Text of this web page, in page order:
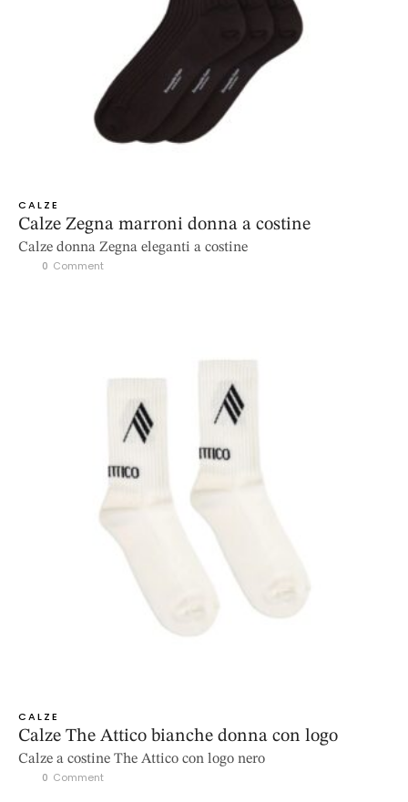
CALZE
Calze Zegna marroni donna a costine
Calze donna Zegna eleganti a costine
0 Comment
CALZE
Calze The Attico bianche donna con logo
Calze a costine The Attico con logo nero
0 Comment